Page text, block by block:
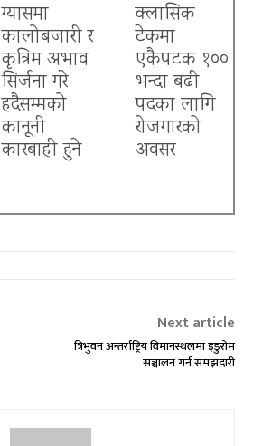
ग्यासमा
कालोबजारी र
कृत्रिम अभाव
सिर्जना गरे
हदैसम्मको
कानूनी
कारबाही हुने
क्लासिक
टेकमा
एकैपटक १००
भन्दा बढी
पदका लागि
रोजगारको
अवसर
Next article
त्रिभुवन अन्तर्राष्ट्रिय विमानस्थलमा इडुरोम
सञ्चालन गर्न समझदारी